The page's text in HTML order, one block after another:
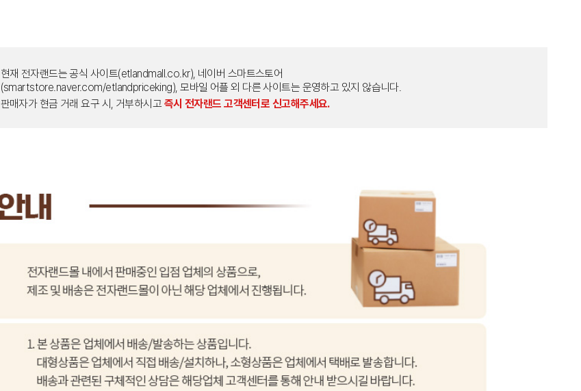
현재 전자랜드는 공식 사이트(etlandmall.co.kr), 네이버 스마트스토어
(smartstore.naver.com/etlandpriceking), 모바일 어플 외 다른 사이트는 운영하고 있지 않습니다.
판매자가 현금 거래 요구 시, 거부하시고 즉시 전자랜드 고객센터로 신고해주세요.